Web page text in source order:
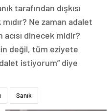
tarafından dışkısı
Ne zaman adalet
acısı dinecek midir?
değil, tüm eziyete
istiyorum” diye
Sanık